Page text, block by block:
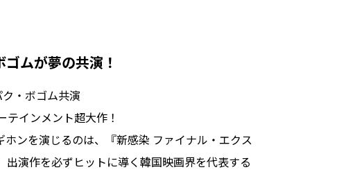
ムが夢の共演！
・ボゴム共演
インメント超大作！
ンを演じるのは、『新感染 ファイナル・エクス
演作を必ずヒットに導く韓国映画界を代表する